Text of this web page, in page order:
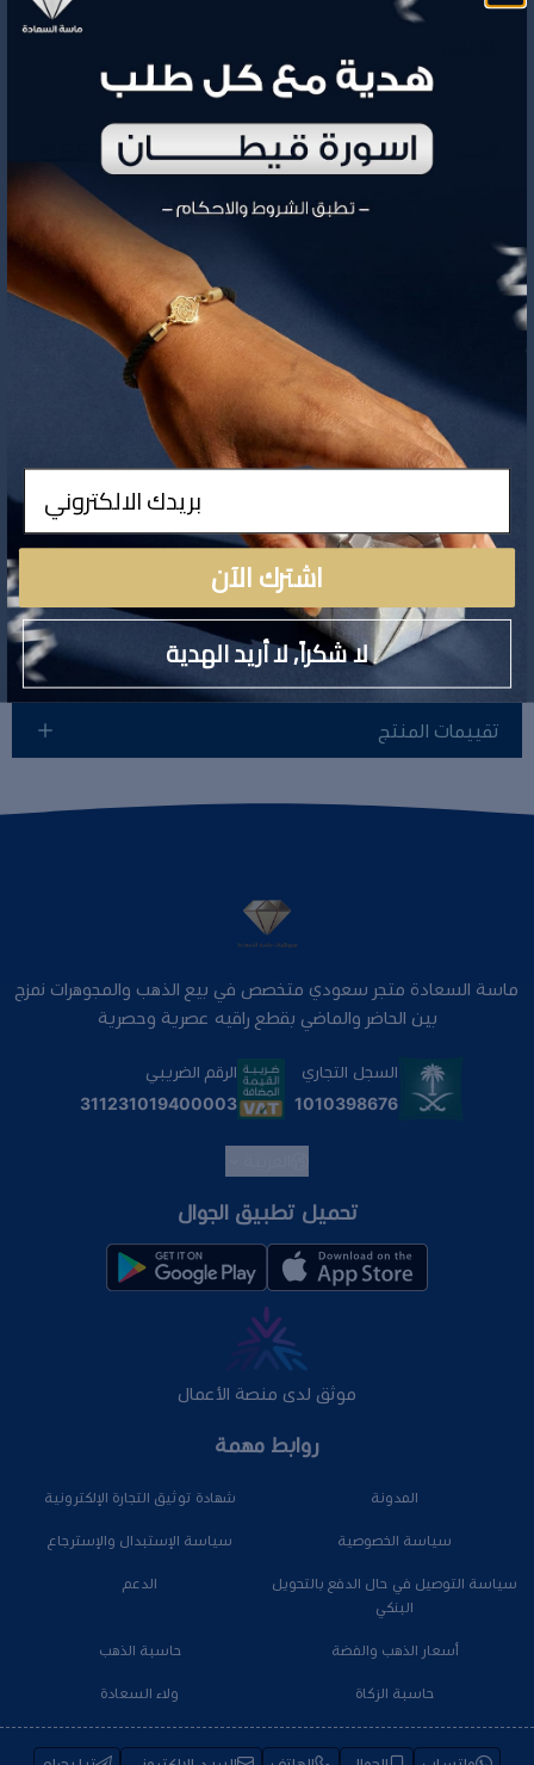
لا توجد تفاصيل لهذا المنتج
تقييمات المنتج
روابط مهمة
المدونة شهادة توثيق التجارة الإلكترونية
سياسة الخصوصية سياسة الإستبدال والإسترجاع
سياسة التوصيل في حال الدفع بالتحويل
البنكي
الدعم
أسعار الذهب والفضة حاسبة الذهب
حاسبة الزكاة ولاء السعادة
ماسة السعادة متجر سعودي متخصص في بيع الذهب والمجوهرات نمزج
بين الحاضر والماضي بقطع راقيه عصرية وحصرية
السجل التجاري
1010398676
الرقم الضريبي
311231019400003
تحميل تطبيق الجوال
موثق لدى منصة الأعمال
ادخال
اشترك الآن
لا شكراً, لا أريد الهدية